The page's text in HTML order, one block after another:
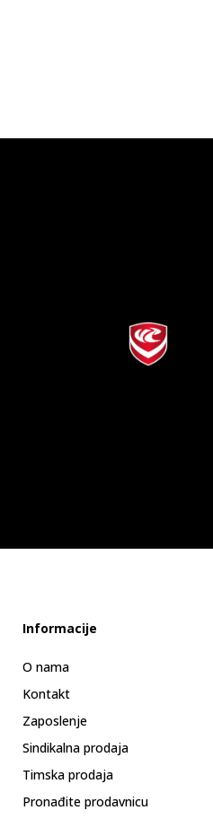
Informacije
O nama
Kontakt
Zaposlenje
Sindikalna prodaja
Timska prodaja
Pronađite prodavnicu